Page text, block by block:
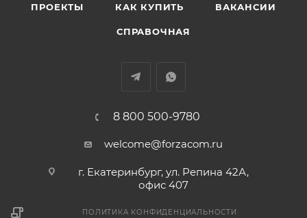
ПРОЕКТЫ КАК КУПИТЬ ВАКАНСИИ
СПРАВОЧНАЯ
8 800 500-9780
welcome@forzacom.ru
г. Екатеринбург, ул. Репина 42А,
офис 407
ПОЛИТИКА КОНФИДЕНЦИАЛЬНОСТИ